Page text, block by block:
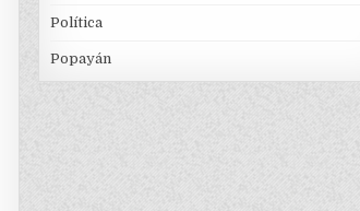
Política
Popayán